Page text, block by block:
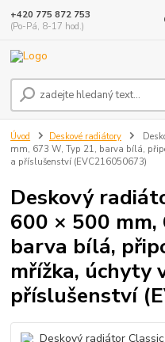
+420 775 872 753
(Po-Pá, 8-17 hod.)
Úvod Deskové radiátory
mm, 673 W, Typ 21, barva bílá,
a příslušenství (EVC216050673)
Deskový
600 × 500 mm,
barva bílá,
mřížka, úchyty
příslušenství